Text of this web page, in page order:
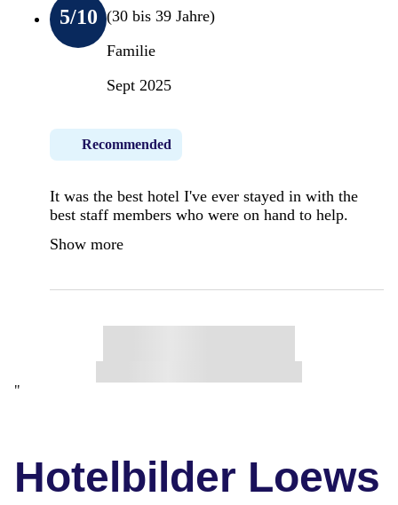
5/10 (30 bis 39 Jahre)
Familie
Sept 2025
Recommended
It was the best hotel I've ever stayed in with the
best staff members who were on hand to help.
Show more
"
Hotelbilder Loews